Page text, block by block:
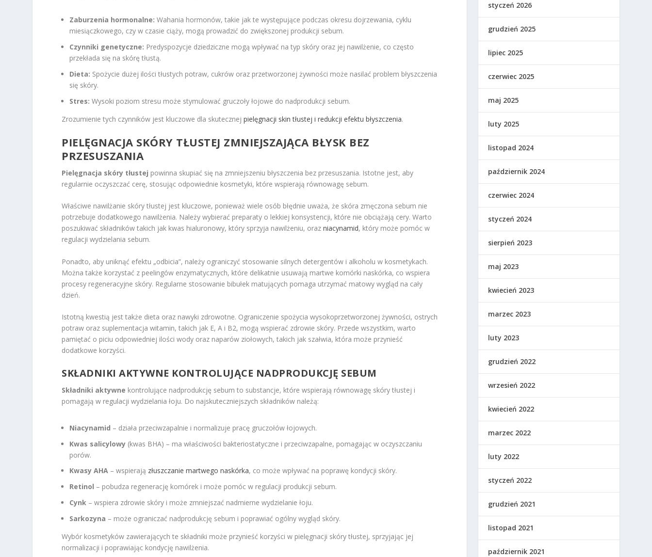
Zaburzenia hormonalne: Wahania hormonów, takie jak te występujące podczas okresu dojrzewania, cyklu
miesiączkowego, czy w czasie ciąży, mogą prowadzić do zwiększonej produkcji sebum.
Czynniki genetyczne: Predyspozycje dziedziczne mogą wpływać na typ skóry oraz jej nawilżenie, co często
przekłada się na skórę tłustą.
Dieta: Spożycie dużej ilości tłustych potraw, cukrów oraz przetworzonej żywności może nasilać problem błyszczenia
się skóry.
Stres: Wysoki poziom stresu może stymulować gruczoły łojowe do nadprodukcji sebum.
Zrozumienie tych czynników jest kluczowe dla skutecznejpielęgnacji skin tłustej i redukcji efektu błyszczenia.
PIELĘGNACJA SKÓRY TŁUSTEJ ZMNIEJSZAJĄCA BŁYSK BEZ
PRZESUSZANIA
Pielęgnacja skóry tłustej powinna skupiać się na zmniejszeniu błyszczenia bez przesuszania. Istotne jest, aby
regularnie oczyszczać cerę, stosując odpowiednie kosmetyki, które wspierają równowagę sebum.
Właściwe nawilżanie skóry tłustej jest kluczowe, ponieważ wiele osób błędnie uważa, że skóra zmęczona sebum nie
potrzebuje dodatkowego nawilżenia. Należy wybierać preparaty o lekkiej konsystencji, które nie obciążają cery. Warto
poszukiwać składników takich jak kwas hialuronowy, który sprzyja nawilżeniu, orazniacynamid, który może pomóc w
regulacji wydzielania sebum.
Ponadto, aby uniknąć efektu „odbicia”, należy ograniczyć stosowanie silnych detergentów i alkoholu w kosmetykach.
Można także korzystać z peelingów enzymatycznych, które delikatnie usuwają martwe komórki naskórka, co wspiera
procesy regeneracyjne skóry. Regularne stosowanie bibułek matujących pomaga utrzymać matowy wygląd na cały
dzień.
Istotną kwestią jest także dieta oraz nawyki zdrowotne. Ograniczenie spożycia wysokoprzetworzonej żywności, ostrych
potraw oraz suplementacja witamin, takich jak E, A i B2, mogą wspierać zdrowie skóry. Przede wszystkim, warto
pamiętać o piciu odpowiedniej ilości wody oraz naparów ziołowych, takich jak szałwia, która może przynieść
dodatkowe korzyści.
SKŁADNIKI AKTYWNE KONTROLUJĄCE NADPRODUKCJĘ SEBUM
Składniki aktywne kontrolujące nadprodukcję sebum to substancje, które wspierają równowagę skóry tłustej i
pomagają w regulacji wydzielania łoju. Do najskuteczniejszych składników należą:
Niacynamid – działa przeciwzapalnie i normalizuje pracę gruczołów łojowych.
Kwas salicylowy (kwas BHA) – ma właściwości bakteriostatyczne i przeciwzapalne, pomagając w oczyszczaniu
porów.
Kwasy AHA – wspierają złuszczanie martwego naskórka, co może wpływać na poprawę kondycji skóry.
Retinol – pobudza regenerację komórek i może pomóc w regulacji produkcji sebum.
Cynk – wspiera zdrowie skóry i może zmniejszać nadmierne wydzielanie łoju.
Sarkozyna – może ograniczać nadprodukcję sebum i poprawiać ogólny wygląd skóry.
Wybór kosmetyków zawierających te składniki może przynieść korzyści w pielęgnacji skóry tłustej, sprzyjając jej
normalizacji i poprawiając kondycję nawilżenia.
styczeń 2026
grudzień 2025
lipiec 2025
czerwiec 2025
maj 2025
luty 2025
listopad 2024
październik 2024
czerwiec 2024
styczeń 2024
sierpień 2023
maj 2023
kwiecień 2023
marzec 2023
luty 2023
grudzień 2022
wrzesień 2022
kwiecień 2022
marzec 2022
luty 2022
styczeń 2022
grudzień 2021
listopad 2021
październik 2021